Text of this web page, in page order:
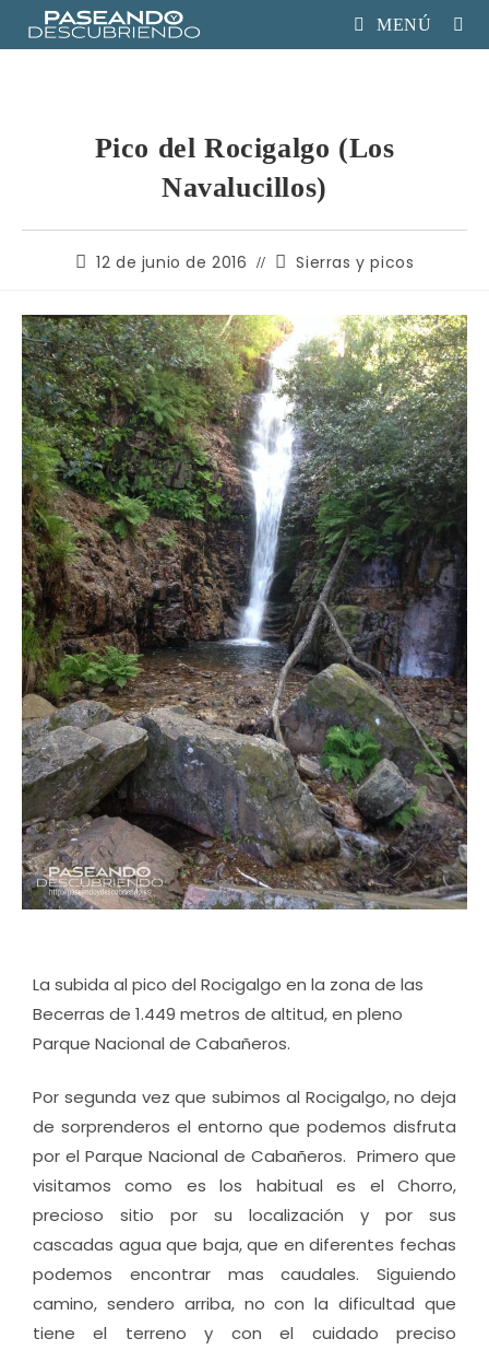
MENÚ
Pico del Rocigalgo (Los
Navalucillos)
12 de junio de 2016 Sierras y picos
La subida al pico del Rocigalgo en la zona de las
Becerras de 1.449 metros de altitud, en pleno
Parque Nacional de Cabañeros.
Por segunda vez que subimos al Rocigalgo, no deja
de sorprenderos el entorno que podemos disfruta
por el Parque Nacional de Cabañeros. Primero que
visitamos como es los habitual es el Chorro,
precioso sitio por su localización y por sus
cascadas agua que baja, que en diferentes fechas
podemos encontrar mas caudales. Siguiendo
camino, sendero arriba, no con la dificultad que
tiene el terreno y con el cuidado preciso